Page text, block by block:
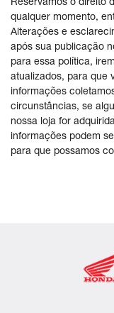
Reservamos o direito
qualquer momento,
Alterações e
após sua publicação
para essa política,
atualizados, para que
informações
circunstâncias, se
nossa loja for
informações podem
para que possamos